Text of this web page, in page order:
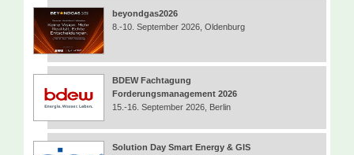
beyondgas2026
8.-10. September 2026, Oldenburg
BDEW Fachtagung
Forderungsmanagement 2026
15.-16. September 2026, Berlin
Solution Day Smart Energy & GIS